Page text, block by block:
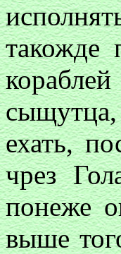
такожде
ехать,
чрез
понеже
выше